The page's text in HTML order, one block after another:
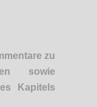
zu
sowie
Kapitels